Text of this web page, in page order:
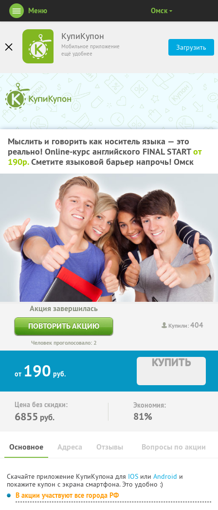
КупиКупон
Мобильное приложение
ещё удобнее
Загрузить
Меню Омск
Мыслить и говорить как носитель языка — это
реально! Online-курс английского FINAL STARTот
190р.Сметите языковой барьер напрочь! Омск
Купили:404
Акция завершилась
ПОВТОРИТЬ АКЦИЮ
Человек проголосовало: 2
от 190 руб.
КУПИТЬ
Цена без скидки:
6855 руб.
Экономия:
81%
Основное Отзывы Вопросы по акции
Адреса
Скачайте приложение КупиКупона для IOS или Android и
покажите купон с экрана смартфона. Это удобно :)
В акции участвуют все города РФ